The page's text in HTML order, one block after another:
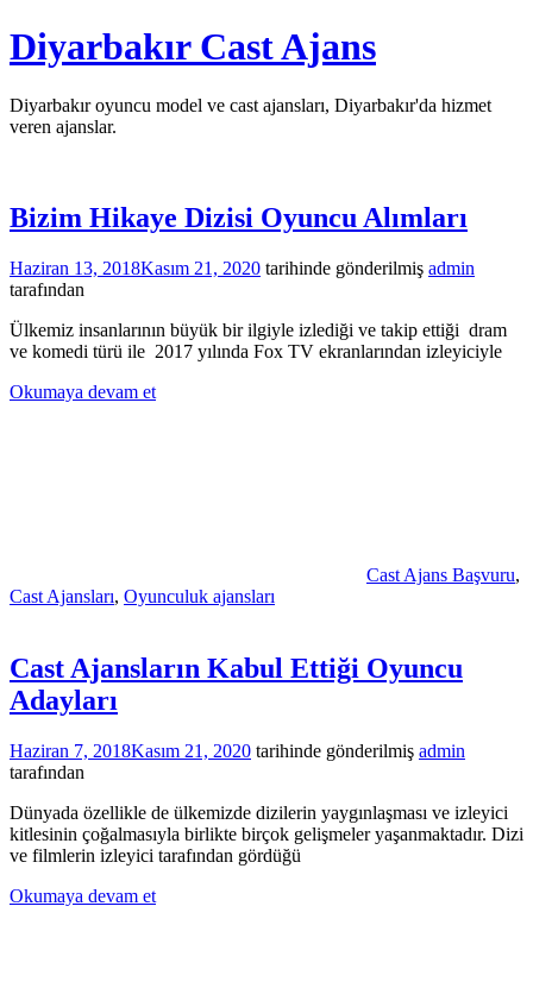
İçeriğe
atla
Diyarbakır Cast Ajans
Diyarbakır oyuncu model ve cast ajansları, Diyarbakır'da hizmet
veren ajanslar.
Bizim Hikaye Dizisi Oyuncu Alımları
Haziran 13, 2018Kasım 21, 2020 tarihinde gönderilmiş admin
tarafından
Ülkemiz insanlarının büyük bir ilgiyle izlediği ve takip ettiği dram
ve komedi türü ile 2017 yılında Fox TV ekranlarından izleyiciyle
Okumaya devam et
Cast Ajans Başvuru,
Cast Ajansları, Oyunculuk ajansları
Cast Ajansların Kabul Ettiği Oyuncu
Adayları
Haziran 7, 2018Kasım 21, 2020 tarihinde gönderilmiş admin
tarafından
Dünyada özellikle de ülkemizde dizilerin yaygınlaşması ve izleyici
kitlesinin çoğalmasıyla birlikte birçok gelişmeler yaşanmaktadır. Dizi
ve filmlerin izleyici tarafından gördüğü
Okumaya devam et